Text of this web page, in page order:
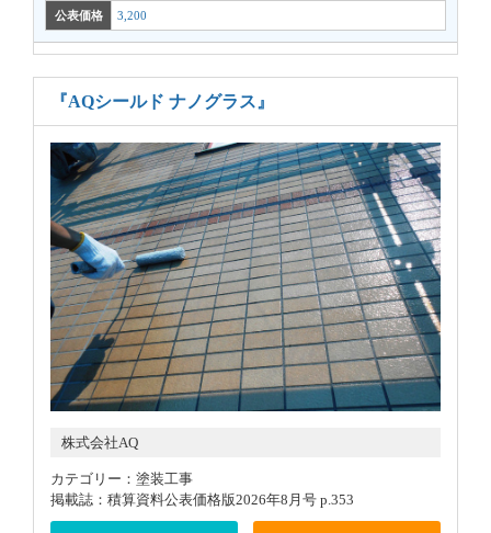
公表価格 3,200
『AQシールド ナノグラス』
株式会社AQ
カテゴリー：塗装工事
掲載誌：積算資料公表価格版2026年8月号 p.353